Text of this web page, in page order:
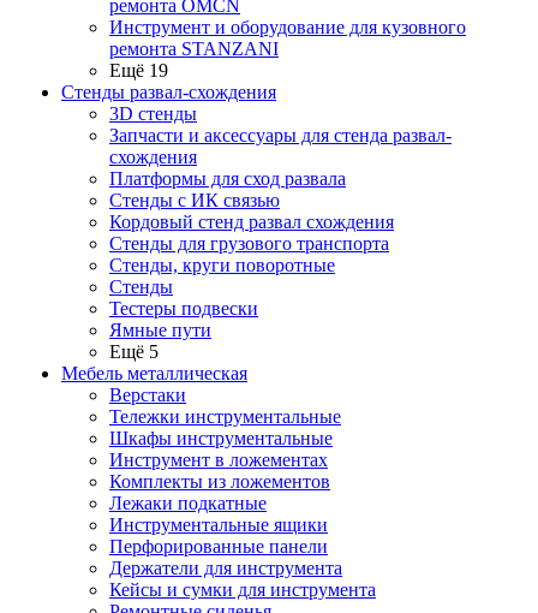
ремонта OMCN
Инструмент и оборудование для кузовного
ремонта STANZANI
Ещё 19
Стенды развал-схождения
3D стенды
Запчасти и аксессуары для стенда развал-
схождения
Платформы для сход развала
Стенды с ИК связью
Кордовый стенд развал схождения
Стенды для грузового транспорта
Стенды, круги поворотные
Стенды
Тестеры подвески
Ямные пути
Ещё 5
Мебель металлическая
Верстаки
Тележки инструментальные
Шкафы инструментальные
Инструмент в ложементах
Комплекты из ложементов
Лежаки подкатные
Инструментальные ящики
Перфорированные панели
Держатели для инструмента
Кейсы и сумки для инструмента